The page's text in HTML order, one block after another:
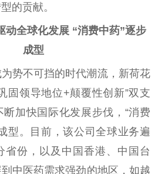
的贡献。
动全球化发展 “消费中药”逐步
成型
势不可挡的时代潮流，新荷花
固 领导地位+颠覆性创新”双支
加快国际化发展步伐，“消费
型。目前，该公司全球业务遍
省份，以及 中国 香港 、 中国 台
中医药需求强劲的地区，如越